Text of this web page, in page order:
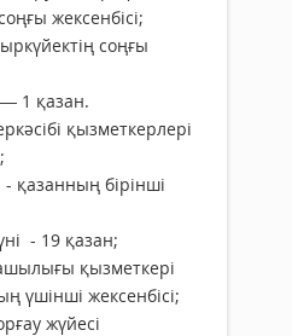
жексенбісі;
соңғы
— 1 қазан.
қызметкерлері
- қазанның бірінші
- 19 қазан;
қызметкері
үшінші жексенбісі;
жүйесі